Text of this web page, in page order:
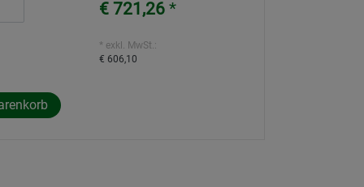
€ 721,26 *
* exkl. MwSt.:
€ 606,10